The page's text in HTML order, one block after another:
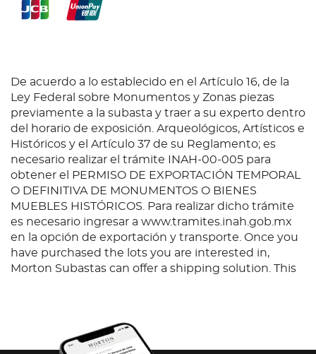
De acuerdo a lo establecido en el Artículo 16, de la
Ley Federal sobre Monumentos y Zonas piezas
previamente a la subasta y traer a su experto dentro
del horario de exposición. Arqueológicos, Artísticos e
Históricos y el Artículo 37 de su Reglamento; es
necesario realizar el trámite INAH-00-005 para
obtener el PERMISO DE EXPORTACIÓN TEMPORAL
O DEFINITIVA DE MONUMENTOS O BIENES
MUEBLES HISTÓRICOS. Para realizar dicho trámite
es necesario ingresar a www.tramites.inah.gob.mx
en la opción de exportación y transporte. Once you
have purchased the lots you are interested in,
Morton Subastas can offer a shipping solution. This